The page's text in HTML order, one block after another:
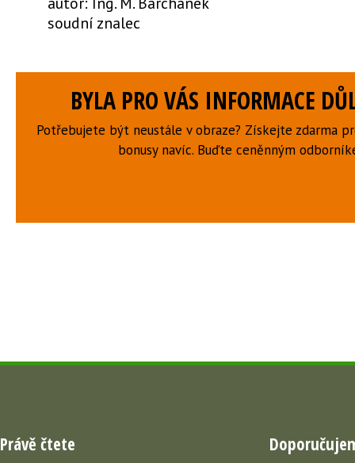
soudní znalec
BYLA PRO VÁS INFORMACE
Potřebujete být neustále v obraze? Získejte zdarma
bonusy navíc. Buďte ceněnným
Právě čtete